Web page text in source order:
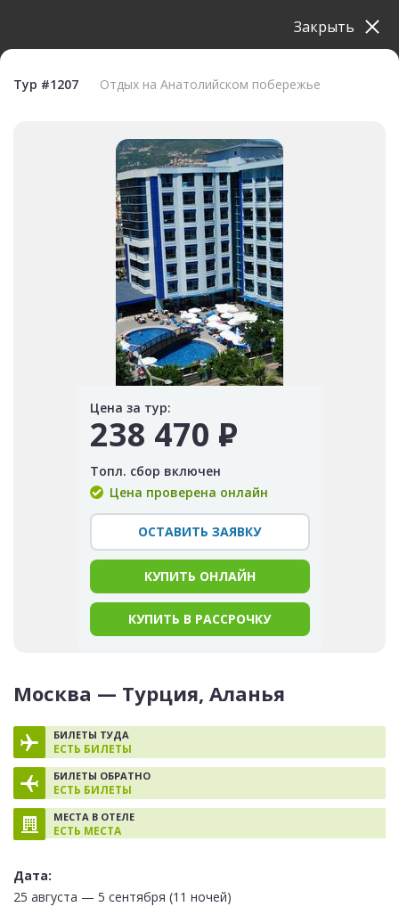
Тур #1207 Отдых на Анатолийском побережье
Москва — Турция, Аланья
БИЛЕТЫ ТУДА
ЕСТЬ БИЛЕТЫ
БИЛЕТЫ ОБРАТНО
ЕСТЬ БИЛЕТЫ
МЕСТА В ОТЕЛЕ
ЕСТЬ МЕСТА
Дата:
25 августа — 5 сентября (11 ночей)
Цена за тур:
238 470 Р
Топл. сбор включен
Цена проверена онлайн
ОСТАВИТЬ ЗАЯВКУ
КУПИТЬ ОНЛАЙН
КУПИТЬ В РАССРОЧКУ
Закрыть